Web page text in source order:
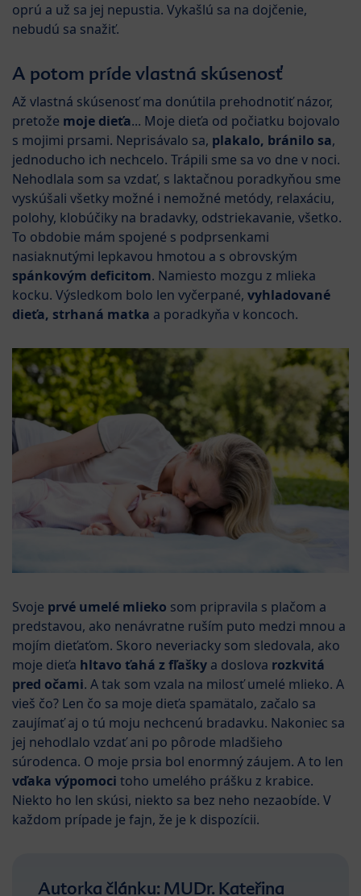
oprú a už sa jej nepustia. Vykašlú sa na dojčenie,
nebudú sa snažiť.
A potom príde vlastná skúsenosť
Až vlastná skúsenosť ma donútila prehodnotiť názor,
pretože moje dieťa... Moje dieťa od počiatku bojovalo
s mojimi prsami. Neprisávalo sa, plakalo, bránilo sa,
jednoducho ich nechcelo. Trápili sme sa vo dne v noci.
Nehodlala som sa vzdať, s laktačnou poradkyňou sme
vyskúšali všetky možné i nemožné metódy, relaxáciu,
polohy, klobúčiky na bradavky, odstriekavanie, všetko.
To obdobie mám spojené s podprsenkami
nasiaknutými lepkavou hmotou a s obrovským
spánkovým deficitom. Namiesto mozgu z mlieka
kocku. Výsledkom bolo len vyčerpané, vyhladované
dieťa, strhaná matka a poradkyňa v koncoch.
Svoje prvé umelé mlieko som pripravila s plačom a
predstavou, ako nenávratne ruším puto medzi mnou a
mojím dieťaťom. Skoro neveriacky som sledovala, ako
moje dieťa hltavo ťahá z fľašky a doslova rozkvitá
pred očami. A tak som vzala na milosť umelé mlieko. A
vieš čo? Len čo sa moje dieťa spamätalo, začalo sa
zaujímať aj o tú moju nechcenú bradavku. Nakoniec sa
jej nehodlalo vzdať ani po pôrode mladšieho
súrodenca. O moje prsia bol enormný záujem. A to len
vďaka výpomoci toho umelého prášku z krabice.
Niekto ho len skúsi, niekto sa bez neho nezaobíde. V
každom prípade je fajn, že je k dispozícii.
Autorka článku: MUDr. Kateřina